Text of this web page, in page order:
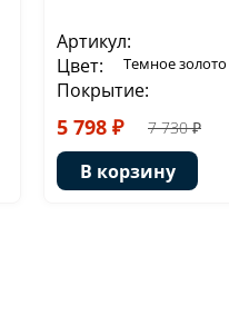
Артикул:
Цвет:
Темное
Покрытие:
5 798 ₽ 7 730 ₽
В корзину